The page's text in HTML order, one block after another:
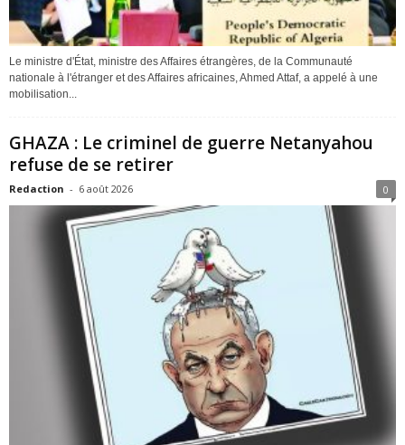
Le ministre d'État, ministre des Affaires étrangères, de la Communauté
nationale à l'étranger et des Affaires africaines, Ahmed Attaf, a appelé à une
mobilisation...
GHAZA : Le criminel de guerre Netanyahou
refuse de se retirer
Redaction - 6 août 2026 0